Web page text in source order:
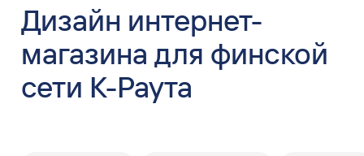
Дизайн интернет-
магазина для финской
сети К-Раута